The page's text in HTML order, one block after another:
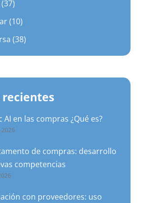
(10)
(38)
recientes
AI en las compras ¿Qué es?
de compras: desarrollo
competencias
con proveedores: uso